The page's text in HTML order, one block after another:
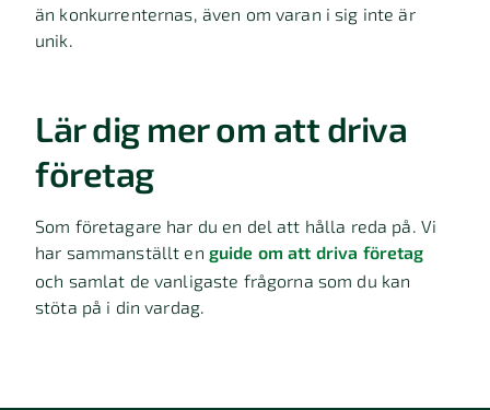
än konkurrenternas, även om varan i sig inte är
unik.
Lär dig mer om att driva
företag
Som företagare har du en del att hålla reda på. Vi
har sammanställt en guide om att driva företag
och samlat de vanligaste frågorna som du kan
stöta på i din vardag.